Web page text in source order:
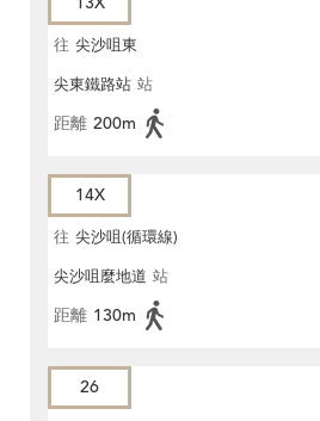
往 尖沙咀東
尖東鐵路站 站
距離 200m
14X
往 尖沙咀(循環線)
尖沙咀麼地道 站
距離 130m
26